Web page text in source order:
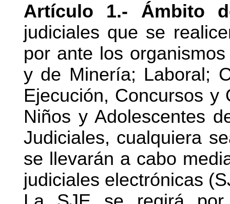
Artículo 1.- Ámbito
judiciales que se
por ante los
y de Minería; Laboral;
Ejecución, Concursos y
Niños y Adolescentes
Judiciales, cualquiera
se llevarán a cabo
judiciales electrónicas